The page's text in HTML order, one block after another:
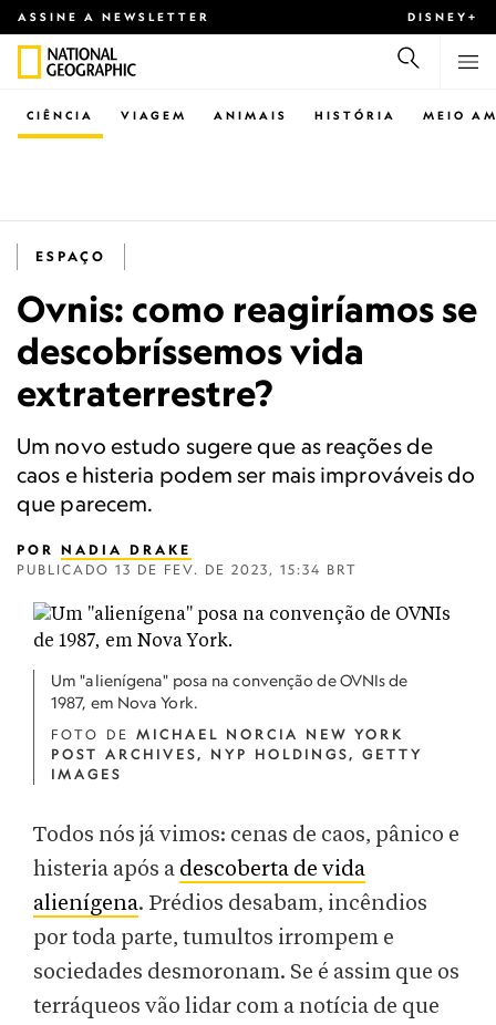
ASSINE A NEWSLETTER DISNEY+
CIÊNCIA VIAGEM ANIMAIS HISTÓRIA MEIO
ESPAÇO
Ovnis: como reagiríamos se
descobríssemos vida
extraterrestre?
Um novo estudo sugere que as reações de
caos e histeria podem ser mais improváveis ​​do
que parecem.
POR NADIA DRAKE
PUBLICADO 13 DE FEV. DE 2023, 15:34 BRT
Um "alienígena" posa na convenção de OVNIs de
1987, em Nova York.
FOTO DE MICHAEL NORCIA NEW YORK
POST ARCHIVES, NYP HOLDINGS, GETTY
IMAGES
Todos nós já vimos: cenas de caos, pânico e
histeria após a descoberta de vida
alienígena. Prédios desabam, incêndios
por toda parte, tumultos irrompem e
sociedades desmoronam. Se é assim que os
terráqueos vão lidar com a notícia de que